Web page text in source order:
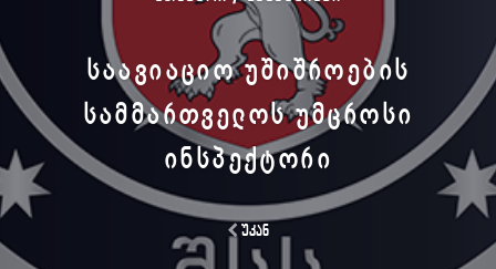
ᲡᲐᲐᲕᲘᲐᲪᲘᲝ ᲣᲨᲘᲨᲠᲝᲔᲑᲘᲡ
ᲡᲐᲛᲛᲐᲠᲗᲕᲔᲚᲝᲡ ᲣᲛᲪᲠᲝᲡᲘ
ᲘᲜᲡᲞᲔᲥᲢᲝᲠᲘ
უკან